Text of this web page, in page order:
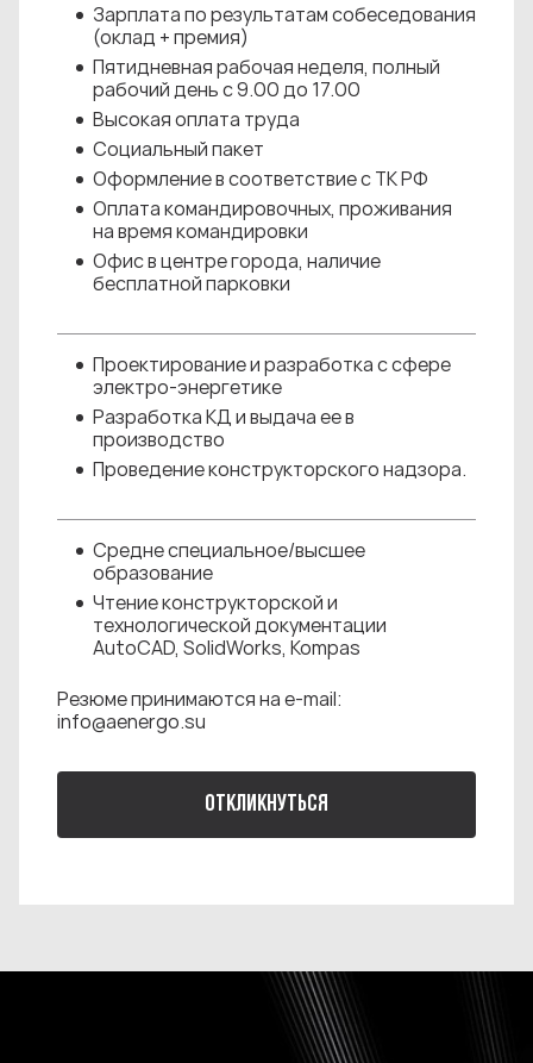
Зарплата по результатам собеседования
(оклад + премия)
Пятидневная рабочая неделя, полный
рабочий день с 9.00 до 17.00
Высокая оплата труда
Социальный пакет
Оформление в соответствие с ТК РФ
Оплата командировочных, проживания
на время командировки
Офис в центре города, наличие
бесплатной парковки
Проектирование и разработка с сфере
электро-энергетике
Разработка КД и выдача ее в
производство
Проведение конструкторского надзора.
Средне специальное/высшее
образование
Чтение конструкторской и
технологической документации
AutoCAD, SolidWorks, Kompas
Резюме принимаются на e-mail:
info@aenergo.su
ОТКЛИКНУТЬСЯ